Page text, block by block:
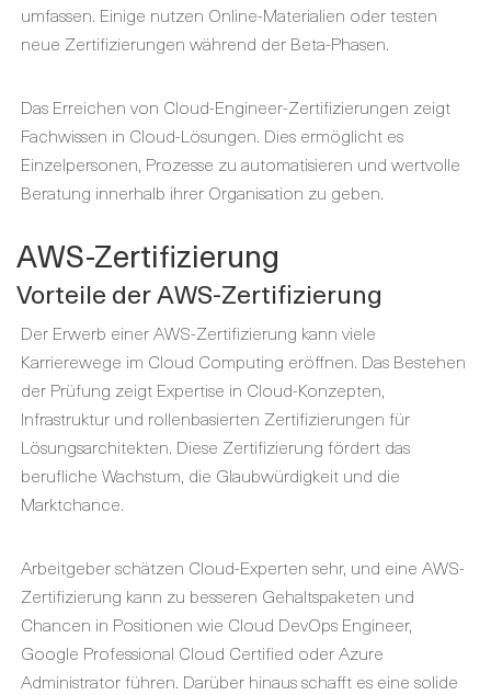
umfassen. Einige nutzen Online-Materialien oder testen
neue Zertifizierungen während der Beta-Phasen.
Das Erreichen von Cloud-Engineer-Zertifizierungen zeigt
Fachwissen in Cloud-Lösungen. Dies ermöglicht es
Einzelpersonen, Prozesse zu automatisieren und wertvolle
Beratung innerhalb ihrer Organisation zu geben.
AWS-Zertifizierung
Vorteile der AWS-Zertifizierung
Der Erwerb einer AWS-Zertifizierung kann viele
Karrierewege im Cloud Computing eröffnen. Das Bestehen
der Prüfung zeigt Expertise in Cloud-Konzepten,
Infrastruktur und rollenbasierten Zertifizierungen für
Lösungsarchitekten. Diese Zertifizierung fördert das
berufliche Wachstum, die Glaubwürdigkeit und die
Marktchance.
Arbeitgeber schätzen Cloud-Experten sehr, und eine AWS-
Zertifizierung kann zu besseren Gehaltspaketen und
Chancen in Positionen wie Cloud DevOps Engineer,
Google Professional Cloud Certified oder Azure
Administrator führen. Darüber hinaus schafft es eine solide